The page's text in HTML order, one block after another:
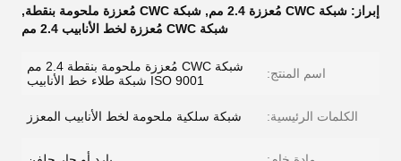
إبراز: شبكة CWC مُعززة 2.4 مم , شبكة CWC مُعززة ملحومة بنقطة
,
شبكة CWC مُعززة لخط الأنابيب 2.4 مم
اسم المنتج:
شبكة CWC مُعززة ملحومة بنقطة 2.4 مم
ISO 9001 شبكة طلاء خط الأنابيب
الكلمات الرئيسية: شبكة سلكية ملحومة لخط الأنابيب المعزز